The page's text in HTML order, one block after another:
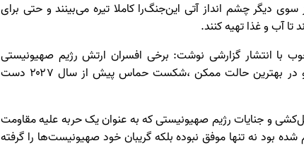
دیگر چشم انداز آتی این‌جنگ‌را کاملا تیره می‌بینند و حتی برای
تا آب و غذا تهیه کنند.
با انتشار گزارشی نوشت: برخی افسران ارتش رژیم صهیونیستی
معتقدند که شکست حماس به زودی محقق نخواهد شد و در بهترین حالت ممکن ،شکست حماس پیش از سال ۲۰۲۷ دست
و جنایات رژیم صهیونیستی که به عنوان یک حربه علیه مقاومت
بود نه تنها موفق نبوده بلکه گریبان‌ خود صهیونیست‌ها را گرفته